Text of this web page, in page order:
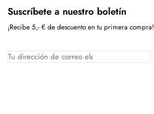
Suscríbete a nuestro boletín
¡Recibe 5,- € de descuento en tu primera compra!